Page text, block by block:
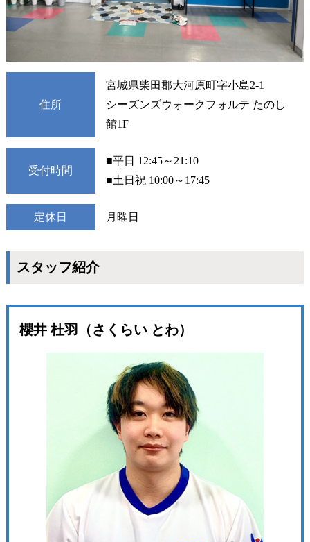
住所
宮城県柴田郡大河原町字小島2-1
シーズンズウォークフォルテ たのし
館1F
受付時間
■平日 12:45～21:10
■土日祝 10:00～17:45
定休日 月曜日
スタッフ紹介
櫻井 杜羽（さくらい とわ）